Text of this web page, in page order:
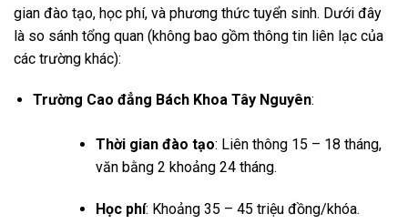
gian đào tạo, học phí, và phương thức tuyển sinh. Dưới đây
là so sánh tổng quan (không bao gồm thông tin liên lạc của
các trường khác):
Trường Cao đẳng Bách Khoa Tây Nguyên:
Thời gian đào tạo: Liên thông 15 – 18 tháng,
văn bằng 2 khoảng 24 tháng.
Học phí: Khoảng 35 – 45 triệu đồng/khóa.